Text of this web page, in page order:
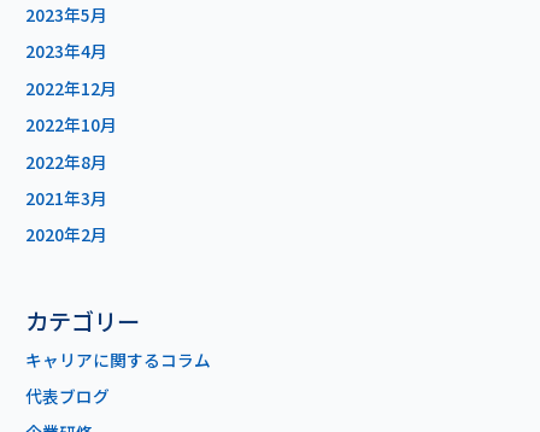
2023年5月
2023年4月
2022年12月
2022年10月
2022年8月
2021年3月
2020年2月
カテゴリー
キャリアに関するコラム
代表ブログ